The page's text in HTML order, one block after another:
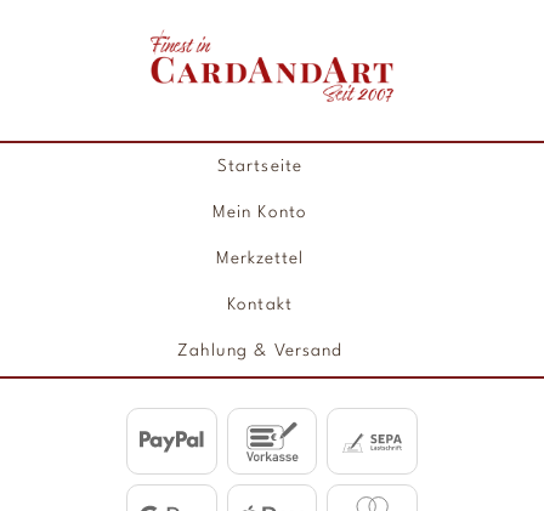
Startseite
Mein Konto
Merkzettel
Kontakt
Zahlung & Versand